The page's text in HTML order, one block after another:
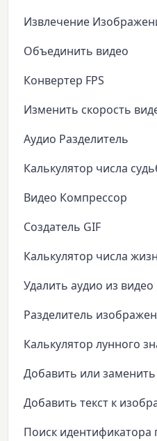
Извлечение
Объединить видео
Конвертер FPS
Изменить скорость
Аудио Разделитель
Калькулятор числа
Видео Компрессор
Создатель GIF
Калькулятор числа
Удалить аудио из видео
Разделитель
Калькулятор лунного
Добавить или
Добавить текст к
Поиск идентификатора